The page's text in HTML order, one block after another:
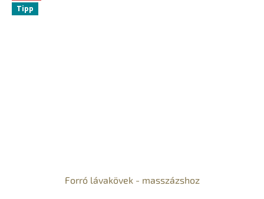
Tipp
Forró lávakövek - masszázshoz